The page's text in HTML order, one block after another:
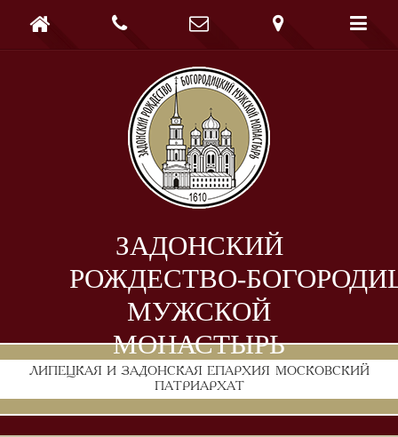
ЗАДОНСКИЙ
РОЖДЕСТВО-
МУЖСКОЙ
МОНАСТЫРЬ
ЛИПЕЦКАЯ И ЗАДОНСКАЯ ЕПАРХИЯ МОСКОВСКИЙ
ПАТРИАРХАТ
    